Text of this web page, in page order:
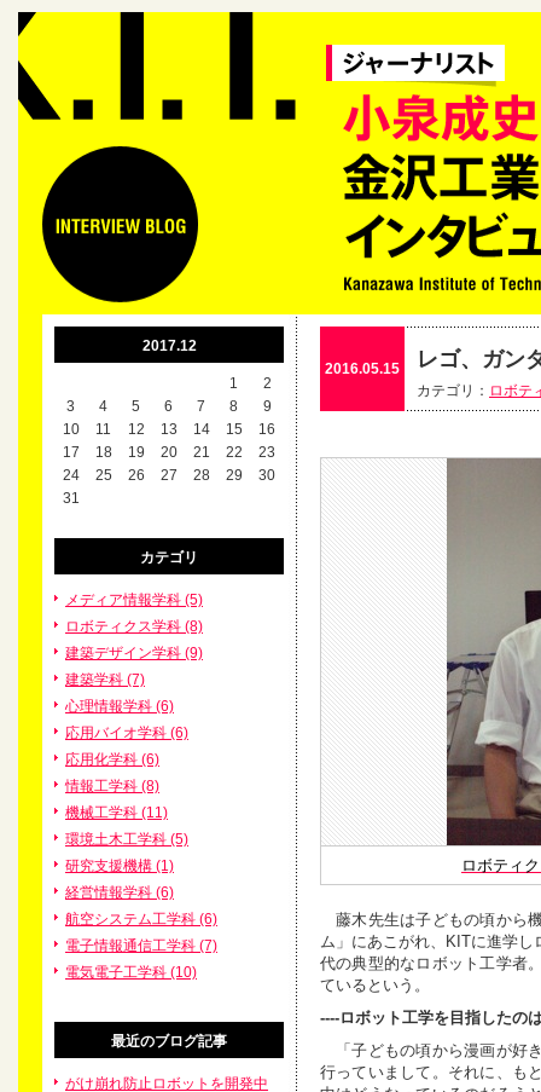
2017.12
1
2
3
4 5 6 7 8
9
10
11 12 13 14 15
16
17
18 19 20 21 22
23
24
25 26 27 28 29
30
31
カテゴリ
メディア情報学科 (5)
ロボティクス学科 (8)
建築デザイン学科 (9)
建築学科 (7)
心理情報学科 (6)
応用バイオ学科 (6)
応用化学科 (6)
情報工学科 (8)
機械工学科 (11)
環境土木工学科 (5)
研究支援機構 (1)
経営情報学科 (6)
航空システム工学科 (6)
電子情報通信工学科 (7)
電気電子工学科 (10)
最近のブログ記事
がけ崩れ防止ロボットを開発中
レゴ、ガン
カテゴリ： ロボテ
2016.05.15
ロボティ
藤木先生は子どもの頃から
ム」にあこがれ、KITに進学
代の典型的なロボット工学者
ているという。
----ロボット工学を目指したの
「子どもの頃から漫画が好
行っていまして。それに、も